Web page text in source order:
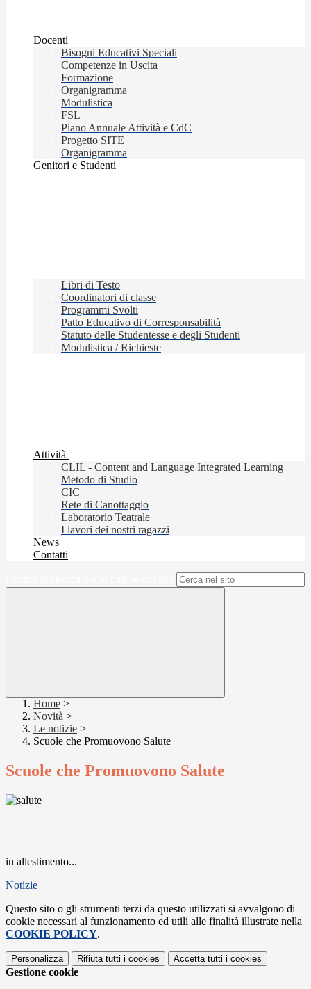
Docenti
Bisogni Educativi Speciali
Competenze in Uscita
Formazione
Organigramma
Modulistica
FSL
Piano Annuale Attività e CdC
Progetto SITE
Organigramma
Genitori e Studenti
Libri di Testo
Coordinatori di classe
Programmi Svolti
Patto Educativo di Corresponsabilità
Statuto delle Studentesse e degli Studenti
Modulistica / Richieste
Attività
CLIL - Content and Language Integrated Learning
Metodo di Studio
CIC
Rete di Canottaggio
Laboratorio Teatrale
I lavori dei nostri ragazzi
News
Contatti
Home >
Novità >
Le notizie >
Scuole che Promuovono Salute
Scuole che Promuovono Salute
in allestimento...
Notizie
Questo sito o gli strumenti terzi da questo utilizzati si avvalgono di
cookie necessari al funzionamento ed utili alle finalità illustrate nella
COOKIE POLICY.
Personalizza Rifiuta tutti i cookies Accetta tutti i cookies
Gestione cookie